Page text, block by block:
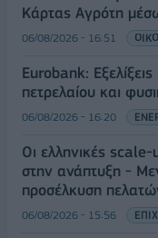
Κάρτας Αγρότη
06/08/2026 - 16:51
Eurobank:
πετρελαίου και
06/08/2026 - 16:20
Οι ελληνικές scale-
στην ανάπτυξη -
προσέλκυση
06/08/2026 - 15:56